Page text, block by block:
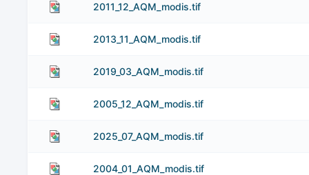
2011_12_AQM_modis.tif
2013_11_AQM_modis.tif
2019_03_AQM_modis.tif
2005_12_AQM_modis.tif
2025_07_AQM_modis.tif
2004_01_AQM_modis.tif